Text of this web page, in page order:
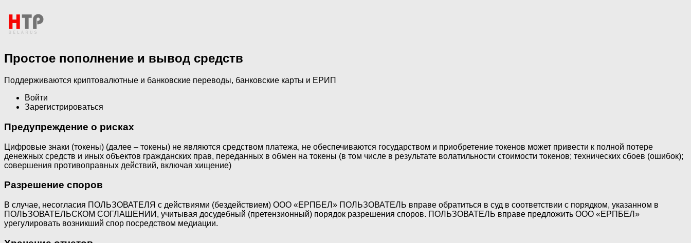
Простое пополнение и вывод средств
Поддерживаются криптовалютные и банковские переводы, банковские карты и ЕРИП
Войти
Зарегистрироваться
Предупреждение о рисках
Цифровые знаки (токены) (далее – токены) не являются средством платежа, не обеспечиваются государством и приобретение токенов может привести к полной потере
денежных средств и иных объектов гражданских прав, переданных в обмен на токены (в том числе в результате волатильности стоимости токенов; технических сбоев (ошибок);
совершения противоправных действий, включая хищение)
Разрешение споров
В случае, несогласия ПОЛЬЗОВАТЕЛЯ с действиями (бездействием) ООО «ЕРПБЕЛ» ПОЛЬЗОВАТЕЛЬ вправе обратиться в суд в соответствии с порядком, указанном в
ПОЛЬЗОВАТЕЛЬСКОМ СОГЛАШЕНИИ, учитывая досудебный (претензионный) порядок разрешения споров. ПОЛЬЗОВАТЕЛЬ вправе предложить ООО «ЕРПБЕЛ»
урегулировать возникший спор посредством медиации.